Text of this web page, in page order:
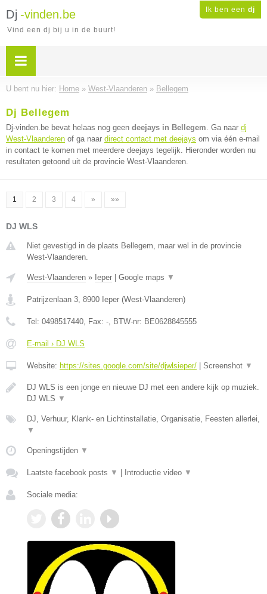
Ik ben een dj
Dj -vinden.be
Vind een dj bij u in de buurt!
U bent nu hier: Home » West-Vlaanderen » Bellegem
Dj Bellegem
Dj-vinden.be bevat helaas nog geen deejays in Bellegem. Ga naar dj
West-Vlaanderen of ga naar direct contact met deejays om via één e-mail
in contact te komen met meerdere deejays tegelijk. Hieronder worden nu
resultaten getoond uit de provincie West-Vlaanderen.
1 2 3 4 » »»
DJ WLS
Niet gevestigd in de plaats Bellegem, maar wel in de provincie
West-Vlaanderen.
West-Vlaanderen » Ieper Google maps ▼
Patrijzenlaan 3, 8900 Ieper (West-Vlaanderen)
Tel: 0498517440, Fax: -, BTW-nr: BE0628845555
E-mail › DJ WLS
Website: https://sites.google.com/site/djwlsieper/ Screenshot ▼
DJ WLS is een jonge en nieuwe DJ met een andere kijk op muziek.
DJ WLS ▼
DJ, Verhuur, Klank- en Lichtinstallatie, Organisatie, Feesten allerlei,
▼
Openingstijden ▼
Laatste facebook posts ▼ Introductie video ▼
Sociale media: